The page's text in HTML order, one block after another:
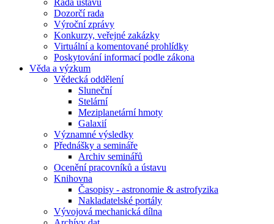
Dozorčí rada
Výroční zprávy
Konkurzy, veřejné zakázky
Virtuální a komentované prohlídky
Poskytování informací podle zákona
Věda a výzkum
Vědecká oddělení
Sluneční
Stelární
Meziplanetární hmoty
Galaxií
Významné výsledky
Přednášky a semináře
Archiv seminářů
Ocenění pracovníků a ústavu
Knihovna
Časopisy - astronomie & astrofyzika
Nakladatelské portály
Vývojová mechanická dílna